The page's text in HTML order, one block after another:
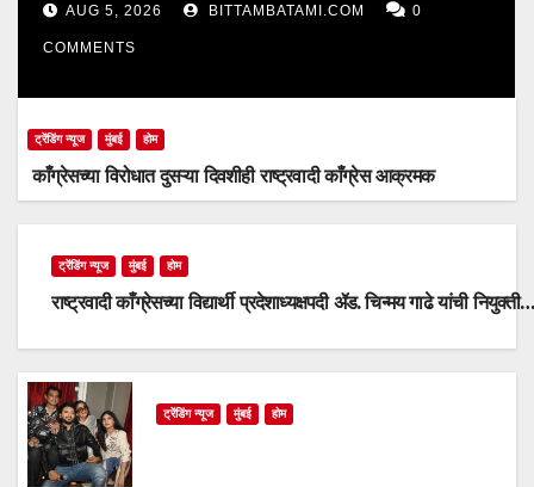
AUG 5, 2026 BITTAMBATAMI.COM 0
COMMENTS
ट्रेंडिंग न्यूज मुंबई होम
काँग्रेसच्या विरोधात दुसऱ्या दिवशीही राष्ट्रवादी काँग्रेस आक्रमक
ट्रेंडिंग न्यूज मुंबई होम
राष्ट्रवादी काँग्रेसच्या विद्यार्थी प्रदेशाध्यक्षपदी ॲड. चिन्मय गाढे यांची नियुक्ती…
ट्रेंडिंग न्यूज मुंबई होम